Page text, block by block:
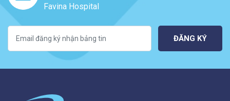
Favina Hospital
ĐĂNG KÝ